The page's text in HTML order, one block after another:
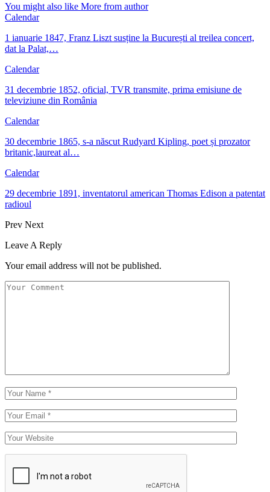
You might also like More from author
Calendar
1 ianuarie 1847, Franz Liszt susține la București al treilea concert,
dat la Palat,…
Calendar
31 decembrie 1852, oficial, TVR transmite, prima emisiune de
televiziune din România
Calendar
30 decembrie 1865, s-a născut Rudyard Kipling, poet și prozator
britanic,laureat al…
Calendar
29 decembrie 1891, inventatorul american Thomas Edison a patentat
radioul
Prev Next
Leave A Reply
Your email address will not be published.